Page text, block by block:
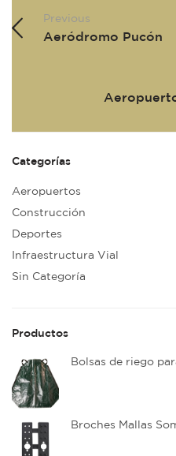
Previous
Aeródromo Pucón
Categorías
Aeropuertos
Construcción
Deportes
Infraestructura Vial
Sin Categoría
Productos
Bolsas de riego
Broches Mallas